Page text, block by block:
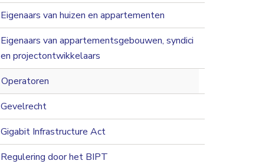
navigation 2nd level
Eigenaars van huizen en appartementen
Eigenaars van appartementsgebouwen, syndici
en projectontwikkelaars
Operatoren
Gevelrecht
Gigabit Infrastructure Act
Regulering door het BIPT